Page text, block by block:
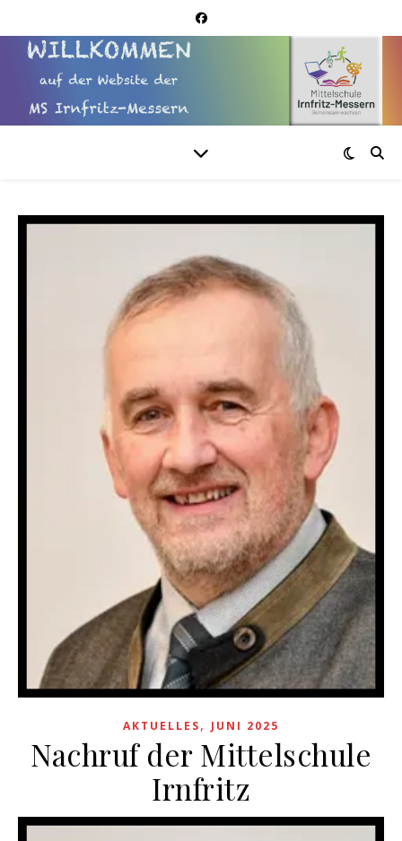
AKTUELLES, JUNI 2025
Nachruf der Mittelschule
Irnfritz